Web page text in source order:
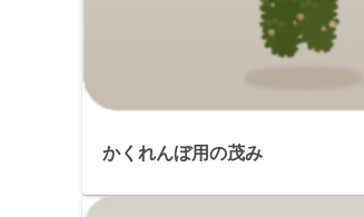
かくれんぼ用の茂み